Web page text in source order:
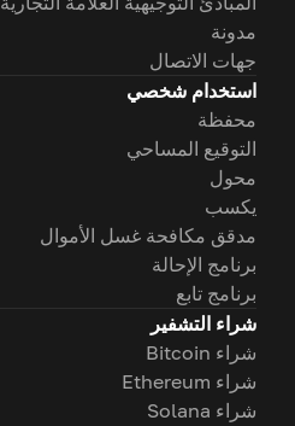
مدونة
جهات الاتصال
استخدام شخصي
محفظة
التوقيع المساحي
محول
يكسب
مدقق مكافحة غسل الأموال
برنامج الإحالة
برنامج تابع
شراء التشفير
شراء Bitcoin
شراء Ethereum
شراء Solana